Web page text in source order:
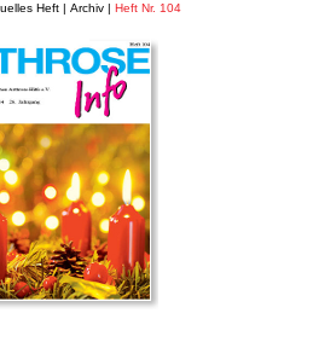
Heft | Archiv | Heft Nr. 104